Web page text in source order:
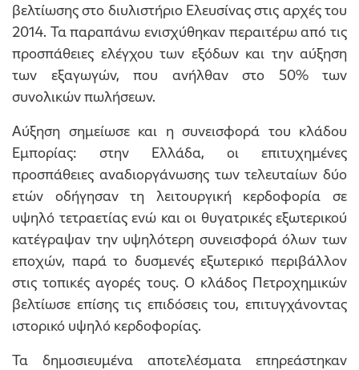
βελτίωσης στο διυλιστήριο Ελευσίνας στις αρχές του
2014. Τα παραπάνω ενισχύθηκαν περαιτέρω από τις
προσπάθειες ελέγχου των εξόδων και την αύξηση
των εξαγωγών, που ανήλθαν στο 50% των
συνολικών πωλήσεων.
Αύξηση σημείωσε και η συνεισφορά του κλάδου
Εμπορίας: στην Ελλάδα, οι επιτυχημένες
προσπάθειες αναδιοργάνωσης των τελευταίων δύο
ετών οδήγησαν τη λειτουργική κερδοφορία σε
υψηλό τετραετίας ενώ και οι θυγατρικές εξωτερικού
κατέγραψαν την υψηλότερη συνεισφορά όλων των
εποχών, παρά το δυσμενές εξωτερικό περιβάλλον
στις τοπικές αγορές τους. Ο κλάδος Πετροχημικών
βελτίωσε επίσης τις επιδόσεις του, επιτυγχάνοντας
ιστορικό υψηλό κερδοφορίας.
Τα δημοσιευμένα αποτελέσματα επηρεάστηκαν